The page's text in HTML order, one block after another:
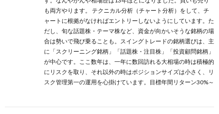
も両方やります。 テクニカル分析（チャート分析）をして、チ
ャートに根拠がなければエントリーしないようにしています。た
だし、旬な話題株・テーマ株など、資金が向かいそうな銘柄の場
合は勢いで飛び乗ることも。スイングトレードの銘柄選びは、主
に 「スクリーニング銘柄」 「話題株・注目株」
「投資顧問銘柄」
が中心です。ここ数年は、一年に数回訪れる大相場の時は積極的
にリスクを取り、それ以外の時はポジションサイズは小さく、リ
スク管理第一の運用を心掛けています。目標年間リターン30%～